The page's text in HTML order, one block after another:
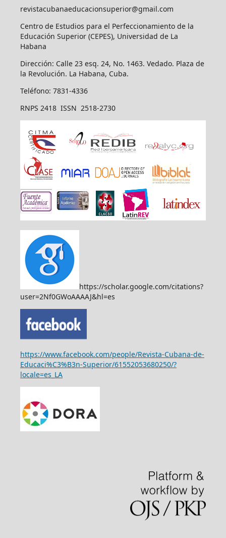
revistacubanaeducacionsuperior@gmail.com
Centro de Estudios para el Perfeccionamiento de la
Educación Superior (CEPES), Universidad de La
Habana
Dirección: Calle 23 esq. 24, No. 1463. Vedado. Plaza de
la Revolución. La Habana, Cuba.
Teléfono: 7831-4336
RNPS 2418 ISSN 2518-2730
https://scholar.google.com/citations?
user=2Nf0GWoAAAAJ&hl=es
https://www.facebook.com/people/Revista-Cubana-de-
Educaci%C3%B3n-Superior/61552053680250/?
locale=es_LA